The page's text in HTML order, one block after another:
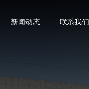
新闻动态 联系我们